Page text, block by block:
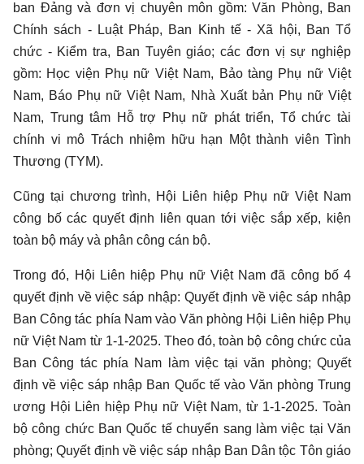
ban Đảng và đơn vị chuyên môn gồm: Văn Phòng, Ban
Chính sách - Luật Pháp, Ban Kinh tế - Xã hội, Ban Tổ
chức - Kiểm tra, Ban Tuyên giáo; các đơn vị sự nghiệp
gồm: Học viện Phụ nữ Việt Nam, Bảo tàng Phụ nữ Việt
Nam, Báo Phụ nữ Việt Nam, Nhà Xuất bản Phụ nữ Việt
Nam, Trung tâm Hỗ trợ Phụ nữ phát triển, Tổ chức tài
chính vi mô Trách nhiệm hữu hạn Một thành viên Tình
Thương (TYM).
Cũng tại chương trình, Hội Liên hiệp Phụ nữ Việt Nam
công bố các quyết định liên quan tới việc sắp xếp, kiện
toàn bộ máy và phân công cán bộ.
Trong đó, Hội Liên hiệp Phụ nữ Việt Nam đã công bố 4
quyết định về việc sáp nhập: Quyết định về việc sáp nhập
Ban Công tác phía Nam vào Văn phòng Hội Liên hiệp Phụ
nữ Việt Nam từ 1-1-2025. Theo đó, toàn bộ công chức của
Ban Công tác phía Nam làm việc tại văn phòng; Quyết
định về việc sáp nhập Ban Quốc tế vào Văn phòng Trung
ương Hội Liên hiệp Phụ nữ Việt Nam, từ 1-1-2025. Toàn
bộ công chức Ban Quốc tế chuyển sang làm việc tại Văn
phòng; Quyết định về việc sáp nhập Ban Dân tộc Tôn giáo